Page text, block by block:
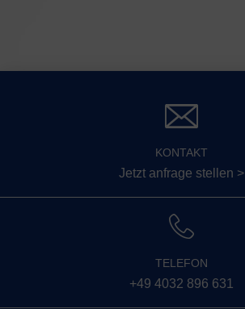
KONTAKT
Jetzt anfrage stellen >
TELEFON
+49 4032 896 631